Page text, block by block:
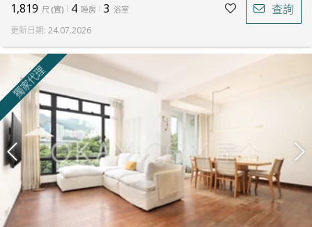
1,819 尺 (實) 4 睡房 3 浴室 查詢
更新日期: 24.07.2026
獨家代理